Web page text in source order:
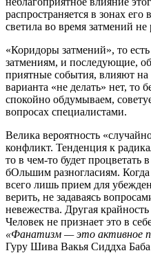
распространяется в зонах
светила во время затмений не
«Коридоры затмений», то
затмениям, и последующие,
приятные события, влияют
варианта «не делать» нет, то
спокойно обдумываем,
вопросах специалистами.
Велика вероятность
конфликт. Тенденция к
то в чем-то будет
бОльшим разногласиям. Когда
всего лишь прием для
верить, не задаваясь
невежества. Другая
Человек не признает это в
«Фанатизм — это активное
Гуру Шива Вакья Сиддха